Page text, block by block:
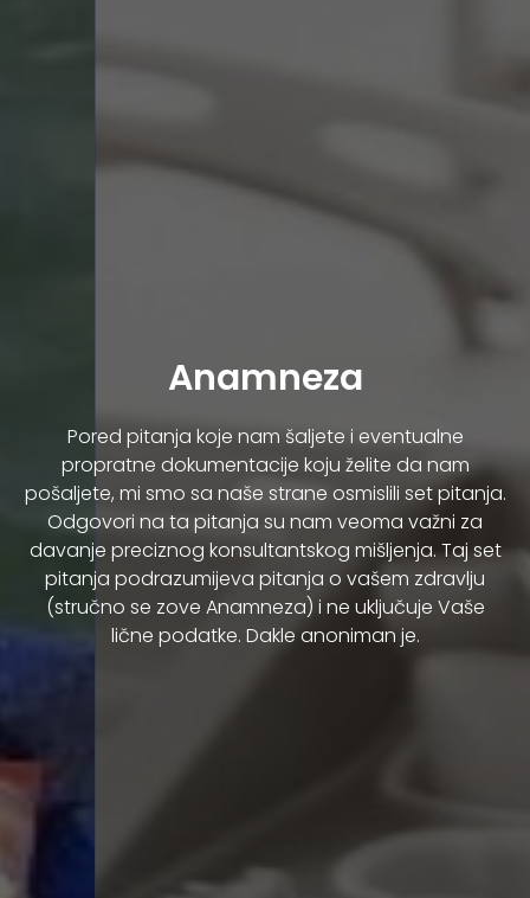
Anamneza
Pored pitanja koje nam šaljete i eventualne
propratne dokumentacije koju želite da nam
pošaljete, mi smo sa naše strane osmislili set pitanja.
Odgovori na ta pitanja su nam veoma važni za
davanje preciznog konsultantskog mišljenja. Taj set
pitanja podrazumijeva pitanja o vašem zdravlju
(stručno se zove Anamneza) i ne uključuje Vaše
lične podatke. Dakle anoniman je.